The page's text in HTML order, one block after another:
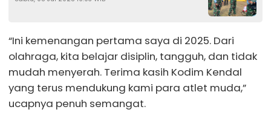
“Ini kemenangan pertama saya di 2025. Dari
olahraga, kita belajar disiplin, tangguh, dan tidak
mudah menyerah. Terima kasih Kodim Kendal
yang terus mendukung kami para atlet muda,”
ucapnya penuh semangat.